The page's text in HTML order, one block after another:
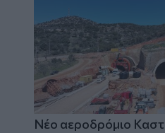
Νέο αεροδρόμιο